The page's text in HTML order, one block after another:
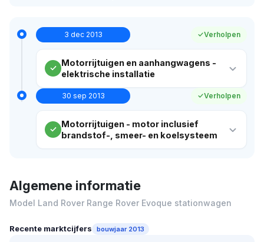
3 dec 2013 Verholpen
Motorrijtuigen en aanhangwagens -
elektrische installatie
30 sep 2013 Verholpen
Motorrijtuigen - motor inclusief
brandstof-, smeer- en koelsysteem
Algemene informatie
Model Land Rover Range Rover Evoque stationwagen
Recente marktcijfers bouwjaar 2013